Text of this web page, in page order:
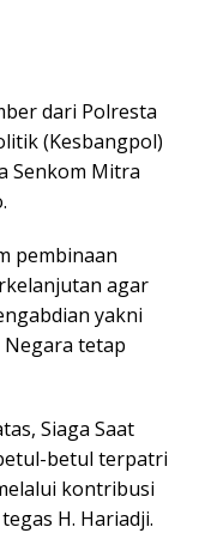
dari Polresta
(Kesbangpol)
Senkom Mitra
pembinaan
agar
yakni
Negara tetap
Siaga Saat
betul terpatri
kontribusi
H. Hariadji.